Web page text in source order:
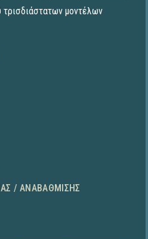
μοντέλων
/ ΑΝΑΒΆΘΜΙΣΗΣ